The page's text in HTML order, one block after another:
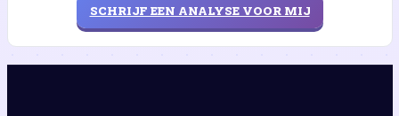
SCHRIJF EEN ANALYSE VOOR MIJ